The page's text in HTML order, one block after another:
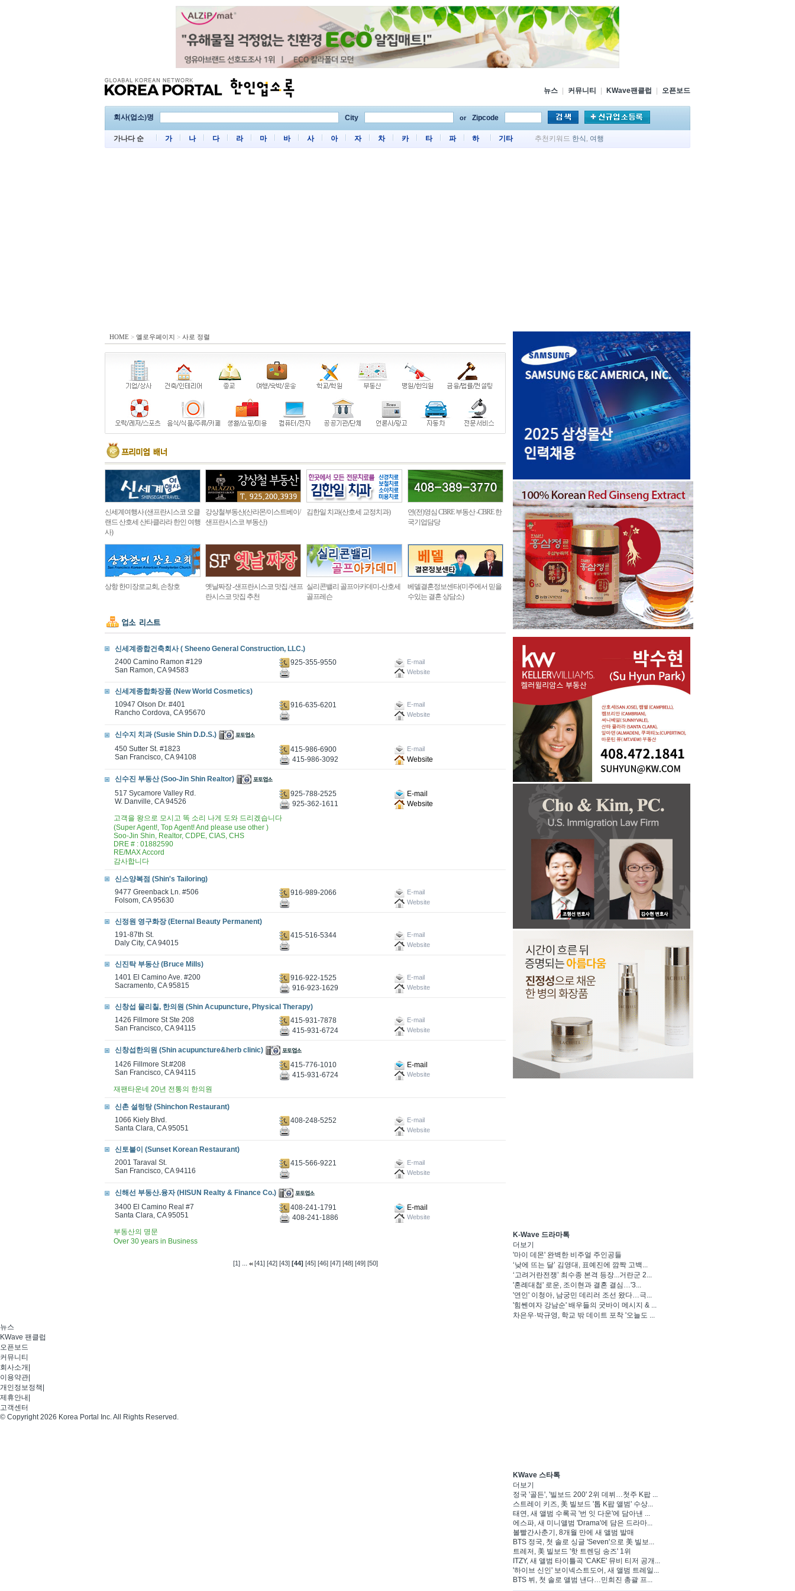
뉴스 커뮤니티 KWave팬클럽 오픈보드
회사(업소)명 City or Zipcode
가나다 순 가 나 다 라 마 바 사 아 자 차 카 타 파 하 기타 추천키워드 한식 , 여행
HOME > 옐로우페이지 > 사로 정렬
신세계여행사 (샌프란시스코 오클
랜드 산호세 산타클라라 한인 여행
사)
강상철부동산(산라몬/이스트베이/
샌프란시스코 부동산)
김한일 치과(산호세 교정치과)
연(전)영심 CBRE 부동산 -CBRE 한
국기업담당
상항 한미장로교회, 손창호
옛날짜장 -샌프란시스코 맛집 /샌프
란시스코 맛집 추천
실리콘밸리 골프아카데미-산호세
골프레슨
베델결혼정보센타(미주에서 믿을
수있는 결혼 상담소)
신세계종합건축회사 ( Sheeno General Construction, LLC.)
2400 Camino Ramon #129
San Ramon, CA 94583
925-355-9550
E-mail
Website
신세계종합화장품 (New World Cosmetics)
10947 Olson Dr. #401
Rancho Cordova, CA 95670
916-635-6201
E-mail
Website
신수지 치과 (Susie Shin D.D.S.)
450 Sutter St. #1823
San Francisco, CA 94108
415-986-6900 E-mail
415-986-3092 Website
신수진 부동산 (Soo-Jin Shin Realtor)
517 Sycamore Valley Rd.
W. Danville, CA 94526
925-788-2525
E-mail
925-362-1611
Website
고객을 왕으로 모시고 똑 소리 나게 도와 드리겠습니다
(Super Agent!, Top Agent! And please use other )
Soo-Jin Shin, Realtor, CDPE, CIAS, CHS
DRE # : 01882590
RE/MAX Accord
감사합니다
신스양복점 (Shin's Tailoring)
9477 Greenback Ln. #506
Folsom, CA 95630
916-989-2066
E-mail
Website
신정원 영구화장 (Eternal Beauty Permanent)
191-87th St.
Daly City, CA 94015
415-516-5344
E-mail
Website
신진탁 부동산 (Bruce Mills)
1401 El Camino Ave. #200
Sacramento, CA 95815
916-922-1525 E-mail
916-923-1629 Website
신창섭 물리칠, 한의원 (Shin Acupuncture, Physical Therapy)
1426 Fillmore St Ste 208
San Francisco, CA 94115
415-931-7878 E-mail
415-931-6724 Website
신창섭한의원 (Shin acupuncture&herb clinic)
1426 Fillmore St.#208
San Francisco, CA 94115
415-776-1010
E-mail
415-931-6724
Website
재팬타운네 20년 전통의 한의원
신촌 설렁탕 (Shinchon Restaurant)
1066 Kiely Blvd.
Santa Clara, CA 95051
408-248-5252
E-mail
Website
신토불이 (Sunset Korean Restaurant)
2001 Taraval St.
San Francisco, CA 94116
415-566-9221
E-mail
Website
신해선 부동산.융자 (HISUN Realty & Finance Co.)
3400 El Camino Real #7
Santa Clara, CA 95051
408-241-1791
E-mail
408-241-1886
Website
부동산의 명문
Over 30 years in Business
[1]... [41] [42] [43] [44] [45] [46] [47] [48] [49] [50]
K-Wave 드라마톡
더보기
'마이 데몬' 완벽한 비주얼 주인공들
‘낮에 뜨는 달’ 김영대, 표예진에 깜짝 고백...
‘고려거란전쟁’ 최수종 본격 등장...거란군 2...
'혼례대첩' 로운, 조이현과 결혼 결심…'3...
'연인' 이청아, 남궁민 데리러 조선 왔다…극...
'힘쎈여자 강남순' 배우들의 굿바이 메시지 & ...
차은우·박규영, 학교 밖 데이트 포착 '오늘도 ...
KWave 스타톡
더보기
정국 '골든', '빌보드 200' 2위 데뷔…첫주 K팝 ...
스트레이 키즈, 美 빌보드 '톱 K팝 앨범' 수상...
태연, 새 앨범 수록곡 '번 잇 다운'에 담아낸 ...
에스파, 새 미니앨범 'Drama'에 담은 드라마...
볼빨간사춘기, 8개월 만에 새 앨범 발매
BTS 정국, 첫 솔로 싱글 'Seven'으로 美 빌보...
트레저, 美 빌보드 '핫 트렌딩 송즈' 1위
ITZY, 새 앨범 타이틀곡 'CAKE' 뮤비 티저 공개...
'하이브 신인' 보이넥스트도어, 새 앨범 트레일...
BTS 뷔, 첫 솔로 앨범 낸다…민희진 총괄 프...
뉴스
KWave 팬클럽
오픈보드
커뮤니티
회사소개
이용약관
개인정보정책
제휴안내
고객센터
© Copyright 2026 Korea Portal Inc. All Rights Reserved.